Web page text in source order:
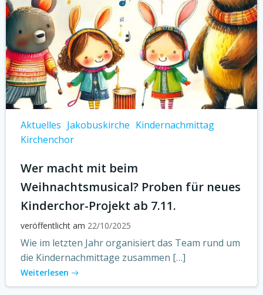
Aktuelles Jakobuskirche Kindernachmittag
Kirchenchor
Wer macht mit beim
Weihnachtsmusical? Proben für neues
Kinderchor-Projekt ab 7.11.
veröffentlicht am 22/10/2025
Wie im letzten Jahr organisiert das Team rund um
die Kindernachmittage zusammen […]
Weiterlesen